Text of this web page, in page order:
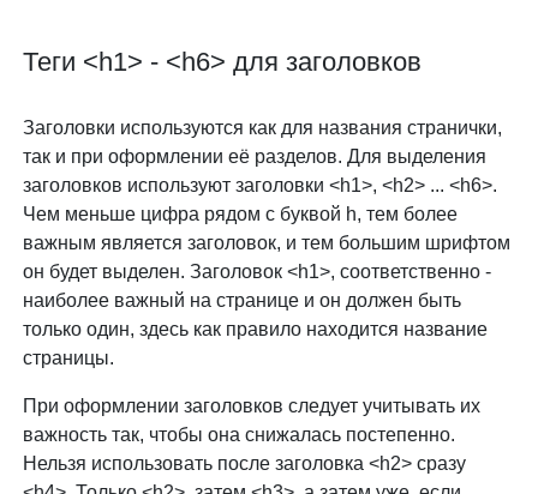
Теги <h1> - <h6> для заголовков
Заголовки используются как для названия странички,
так и при оформлении её разделов. Для выделения
заголовков используют заголовки <h1>, <h2> ... <h6>.
Чем меньше цифра рядом с буквой h, тем более
важным является заголовок, и тем большим шрифтом
он будет выделен. Заголовок <h1>, соответственно -
наиболее важный на странице и он должен быть
только один, здесь как правило находится название
страницы.
При оформлении заголовков следует учитывать их
важность так, чтобы она снижалась постепенно.
Нельзя использовать после заголовка <h2> сразу